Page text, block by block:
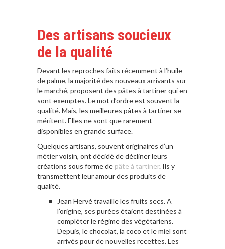
Des artisans soucieux
de la qualité
Devant les reproches faits récemment à l’huile
de palme, la majorité des nouveaux arrivants sur
le marché, proposent des pâtes à tartiner qui en
sont exemptes. Le mot d’ordre est souvent la
qualité. Mais, les meilleures pâtes à tartiner se
méritent. Elles ne sont que rarement
disponibles en grande surface.
Quelques artisans, souvent originaires d’un
métier voisin, ont décidé de décliner leurs
créations sous forme de pâte à tartiner. Ils y
transmettent leur amour des produits de
qualité.
Jean Hervé travaille les fruits secs. A
l’origine, ses purées étaient destinées à
compléter le régime des végétariens.
Depuis, le chocolat, la coco et le miel sont
arrivés pour de nouvelles recettes. Les